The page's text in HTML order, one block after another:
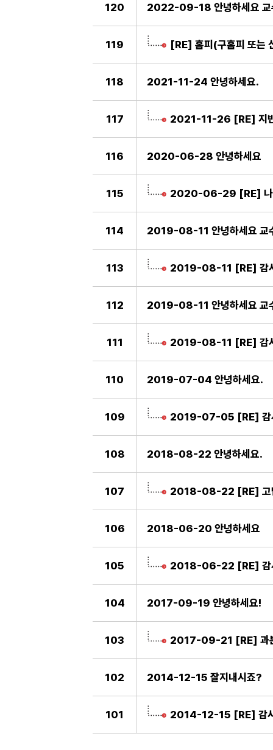
120 2022-09-18 안녕하세요 교
119 [RE] 홈피(구홈피 또는
118 2021-11-24 안녕하세요.
117 2021-11-26 [RE] 지반
116 2020-06-28 안녕하세요
115 2020-06-29 [RE] 나
114 2019-08-11 안녕하세요 교
113 2019-08-11 [RE] 감사
112 2019-08-11 안녕하세요 교
111 2019-08-11 [RE] 감사
110 2019-07-04 안녕하세요.
109 2019-07-05 [RE] 감
108 2018-08-22 안녕하세요.
107 2018-08-22 [RE] 고
106 2018-06-20 안녕하세요
105 2018-06-22 [RE] 감
104 2017-09-19 안녕하세요!
103 2017-09-21 [RE] 과
102 2014-12-15 잘지내시죠?
101 2014-12-15 [RE] 감